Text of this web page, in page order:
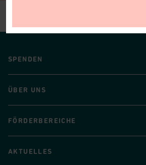
SPENDEN
ÜBER UNS
FÖRDERBEREICHE
AKTUELLES